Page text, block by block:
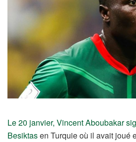
Le 20 janvier, Vincent Aboubakar
Besiktasen Turquie où il avait joué